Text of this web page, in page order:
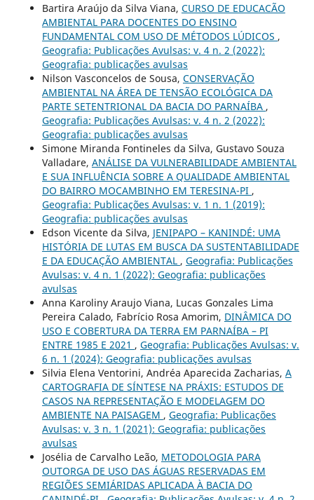
Bartira Araújo da Silva Viana, CURSO DE EDUCACÃO
AMBIENTAL PARA DOCENTES DO ENSINO
FUNDAMENTAL COM USO DE MÉTODOS LÚDICOS ,
Geografia: Publicações Avulsas: v. 4 n. 2 (2022):
Geografia: publicações avulsas
Nilson Vasconcelos de Sousa, CONSERVAÇÃO
AMBIENTAL NA ÁREA DE TENSÃO ECOLÓGICA DA
PARTE SETENTRIONAL DA BACIA DO PARNAÍBA ,
Geografia: Publicações Avulsas: v. 4 n. 2 (2022):
Geografia: publicações avulsas
Simone Miranda Fontineles da Silva, Gustavo Souza
Valladare, ANÁLISE DA VULNERABILIDADE AMBIENTAL
E SUA INFLUÊNCIA SOBRE A QUALIDADE AMBIENTAL
DO BAIRRO MOCAMBINHO EM TERESINA-PI ,
Geografia: Publicações Avulsas: v. 1 n. 1 (2019):
Geografia: publicações avulsas
Edson Vicente da Silva, JENIPAPO – KANINDÉ: UMA
HISTÓRIA DE LUTAS EM BUSCA DA SUSTENTABILIDADE
E DA EDUCAÇÃO AMBIENTAL , Geografia: Publicações
Avulsas: v. 4 n. 1 (2022): Geografia: publicações
avulsas
Anna Karoliny Araujo Viana, Lucas Gonzales Lima
Pereira Calado, Fabrício Rosa Amorim, DINÂMICA DO
USO E COBERTURA DA TERRA EM PARNAÍBA – PI
ENTRE 1985 E 2021 , Geografia: Publicações Avulsas: v.
6 n. 1 (2024): Geografia: publicações avulsas
Silvia Elena Ventorini, Andréa Aparecida Zacharias, A
CARTOGRAFIA DE SÍNTESE NA PRÁXIS: ESTUDOS DE
CASOS NA REPRESENTAÇÃO E MODELAGEM DO
AMBIENTE NA PAISAGEM , Geografia: Publicações
Avulsas: v. 3 n. 1 (2021): Geografia: publicações
avulsas
Josélia de Carvalho Leão, METODOLOGIA PARA
OUTORGA DE USO DAS ÁGUAS RESERVADAS EM
REGIÕES SEMIÁRIDAS APLICADA À BACIA DO